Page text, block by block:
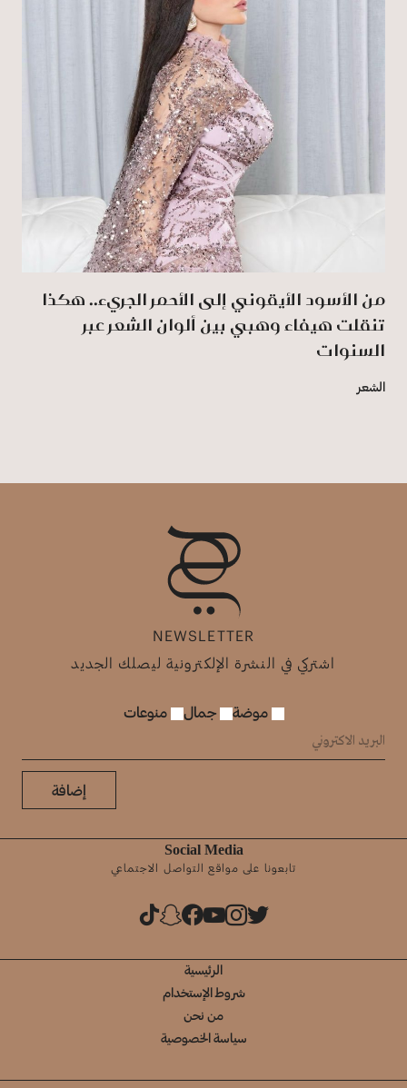
من الأسود الأيقوني إلى الأحمر الجريء.. هكذا
تنقلت هيفاء وهبي بين ألوان الشعر عبر
السنوات
الشعر
NEWSLETTER
اشتركي في النشرة الإلكترونية ليصلك الجديد
موضة جمال منوعات
إضافة
Social Media
تابعونا على مواقع التواصل الاجتماعي
الرئيسية
شروط الإستخدام
من نحن
سياسة الخصوصية